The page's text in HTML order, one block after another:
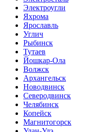
Электроугли
Яхрома
Ярославль
Углич
Рыбинск
Тутаев
Йошкар-Ола
Волжск
Архангельск
Новодвинск
Северодвинск
Челябинск
Копейск
Магнитогорск